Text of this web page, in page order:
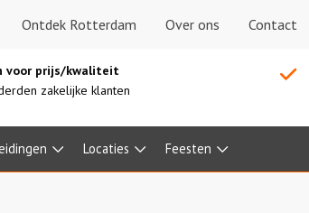
Ontdek Rotterdam Over ons Contact
voor prijs/kwaliteit
zakelijke klanten
Locaties Feesten